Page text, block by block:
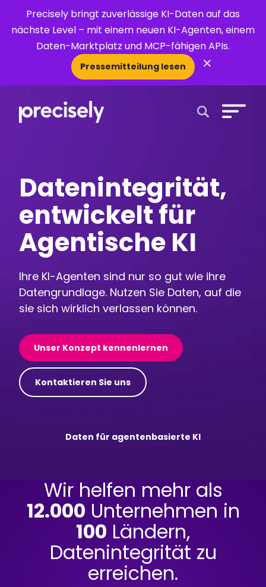
Precisely bringt zuverlässige KI-Daten auf das
nächste Level – mit einem neuen KI-Agenten, einem
Daten-Marktplatz und MCP-fähigen APIs.
Pressemitteilung lesen ×
Datenintegrität,
entwickelt für
Agentische KI
Ihre KI-Agenten sind nur so gut wie ihre
Datengrundlage. Nutzen Sie Daten, auf die
sie sich wirklich verlassen können.
Unser Konzept kennenlernen
Kontaktieren Sie uns
Daten für agentenbasierte KI
Wir helfen mehr als
12.000 Unternehmen in
100 Ländern,
Datenintegrität zu
erreichen.